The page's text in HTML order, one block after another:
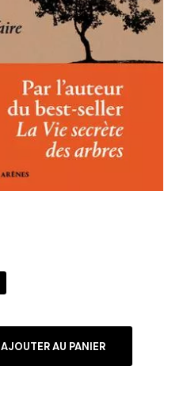
AJOUTER AU PANIER